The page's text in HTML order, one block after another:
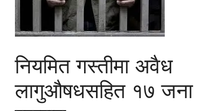
नियमित गस्तीमा अवैध
लागुऔषधसहित १७ जना